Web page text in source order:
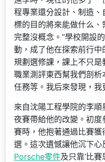
程專業還分設計、制造
標的目的將來能做什么
完整沒概念。”學校開設
動，成了他在探索前行中
規劃選修課，課上不只是
職業測評東西幫我們剖
任務等。我后來發現，我
來自沈陽工程學院的李
夜賽帶給他的改變。初
賽時，他抱著通過比賽
選。這次遺憾讓他沉下心
Porsche零件及只靠‘比